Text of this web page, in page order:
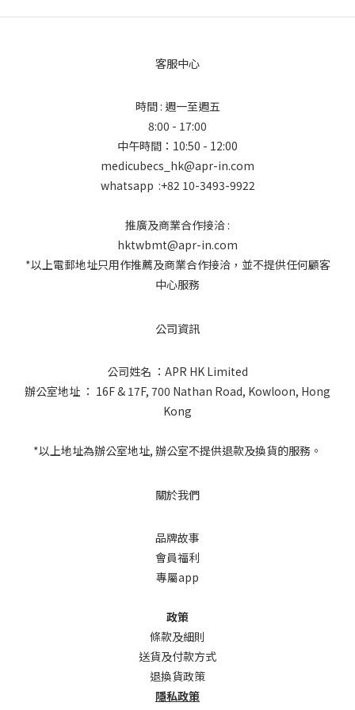
客服中心
時間 : 週一至週五
8:00 - 17:00
中午時間：10:50 - 12:00
medicubecs_hk@apr-in.com
whatsapp :+82 10-3493-9922
推廣及商業合作接洽 :
hktwbmt@apr-in.com
*以上電郵地址只用作推薦及商業合作接洽，並不提供任何顧客
中心服務
公司資訊
公司姓名 ：APR HK Limited
辦公室地址 ： 16F & 17F, 700 Nathan Road, Kowloon, Hong
Kong
*以上地址為辦公室地址, 辦公室不提供退款及換貨的服務。
關於我們
品牌故事
會員福利
專屬app
政策
條款及細則
送貨及付款方式
退換貨政策
隱私政策